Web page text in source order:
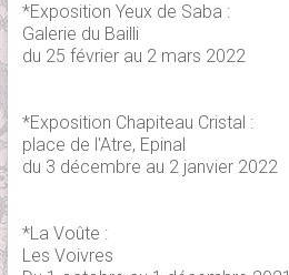
*Exposition Yeux de Saba :
Galerie du Bailli
du 25 février au 2 mars 2022
*Exposition Chapiteau Cristal :
place de l'Atre, Epinal
du 3 décembre au 2 janvier 2022
*La Voûte :
Les Voivres